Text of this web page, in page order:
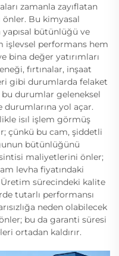
zamanla zayıflatan
önler. Bu kimyasal
yapısal bütünlüğü ve
işlevsel performans hem
bina değer yatırımları
fırtınalar, inşaat
gibi durumlarda felaket
bu durumlar geleneksel
durumlarına yol açar.
isıl işlem görmüş
çünkü bu cam, şiddetli
bütünlüğünü
maliyetlerini önler;
levha fiyatındaki
sürecindeki kalite
tutarlı performansı
neden olabilecek
bu da garanti süresi
ortadan kaldırır.